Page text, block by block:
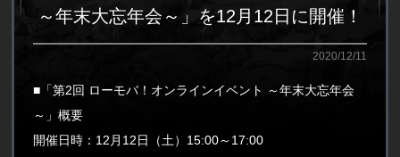
～年末大忘年会～」を12月12日に開催！
2020/12/11
■「第2回 ローモバ！オンラインイベント ～年末大忘年会
～」概要
開催日時：12月12日（土）15:00～17:00